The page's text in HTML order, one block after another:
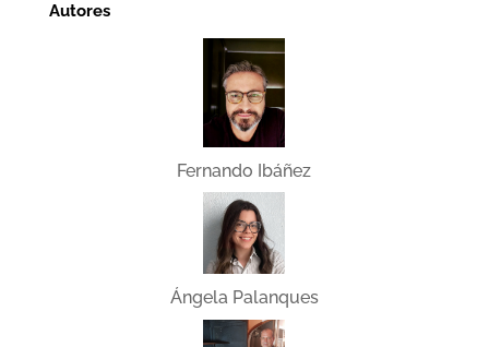
Autores
Fernando Ibáñez
Ángela Palanques